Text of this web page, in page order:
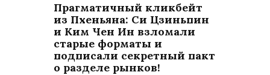
Прагматичный кликбейт
из Пхеньяна: Си Цзиньпин
и Ким Чен Ин взломали
старые форматы и
подписали секретный пакт
о разделе рынков!